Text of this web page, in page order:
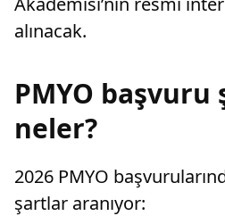
alınacak.
PMYO başvuru
neler?
2026 PMYO
şartlar aranıyor: